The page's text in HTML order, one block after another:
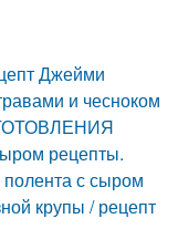
Джейми
и чесноком
рецепты.
с сыром
крупы / рецепт